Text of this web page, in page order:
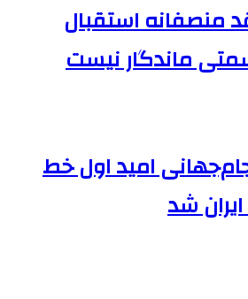
منصفانه استقبال
ماندگار نیست
امید اول خط
شد